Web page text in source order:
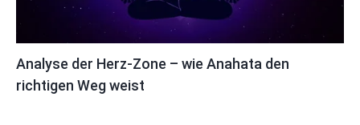
Analyse der Herz-Zone – wie Anahata den
richtigen Weg weist